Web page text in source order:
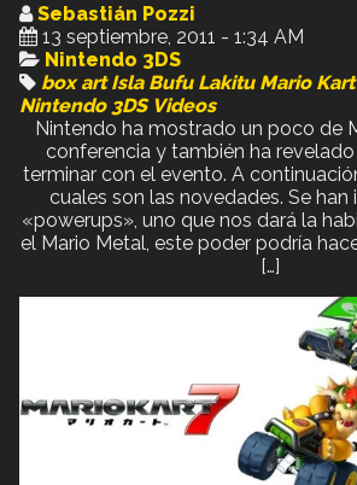
Sebastián Pozzi
13 septiembre, 2011 - 1:34 AM
Nintendo 3DS
box art Isla Bufu Lakitu Mario
Nintendo 3DS Videos
Nintendo ha mostrado un poco de
conferencia y también ha
terminar con el evento. A
cuales son las novedades. Se han
«powerups», uno que nos dará la
el Mario Metal, este poder podría
[…]